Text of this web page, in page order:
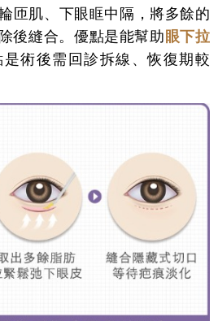
匝肌、下眼眶中隔， 將多餘的
後縫合。優點是能幫助 眼下拉
是術後需回診拆線、恢復期較